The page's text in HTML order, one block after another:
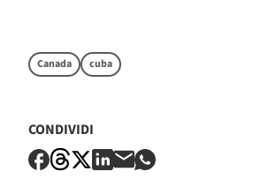
Canada cuba
CONDIVIDI